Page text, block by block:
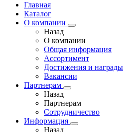
Главная
Каталог
О компании
Назад
О компании
Общая информация
Ассортимент
Достижения и награды
Вакансии
Партнерам
Назад
Партнерам
Сотрудничество
Информация
Назад